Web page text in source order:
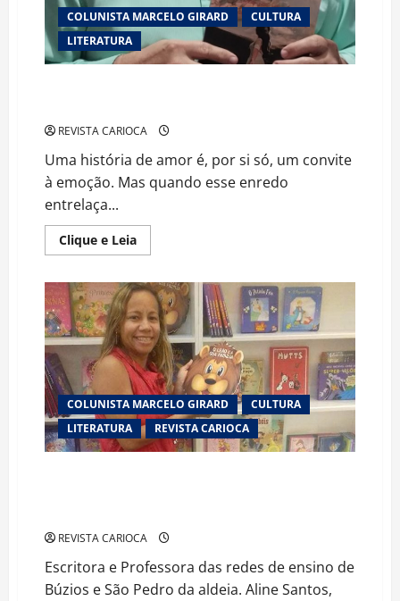
COLUNISTA MARCELO GIRARD
CULTURA
LITERATURA
REVISTA CARIOCA
Uma história de amor é, por si só, um convite
à emoção. Mas quando esse enredo
entrelaça...
Clique e LeiaRead
more
Sem
Respostas”:
Quando
o
Amor
Toca
o
Sagrado
e
Rompe
as
Barreiras
do
(Im)possível
COLUNISTA MARCELO GIRARD
CULTURA
LITERATURA
REVISTA CARIOCA
REVISTA CARIOCA
Escritora e Professora das redes de ensino de
Búzios e São Pedro da aldeia. Aline Santos,